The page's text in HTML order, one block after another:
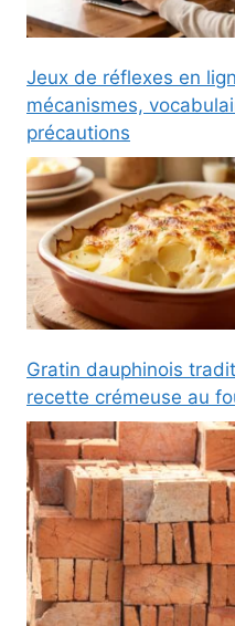
Jeux de réflexes en
mécanismes,
précautions
Gratin dauphinois
recette crémeuse au